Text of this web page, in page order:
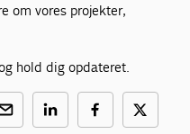
om vores projekter,
hold dig opdateret.